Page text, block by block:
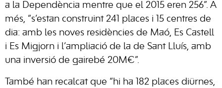
a la Dependència mentre que el 2015 eren 256”. A
més, “s’estan construint 241 places i 15 centres de
dia: amb les noves residències de Maó, Es Castell
i Es Migjorn i l’ampliació de la de Sant Lluís, amb
una inversió de gairebé 20M€”.
També han recalcat que “hi ha 182 places diürnes,